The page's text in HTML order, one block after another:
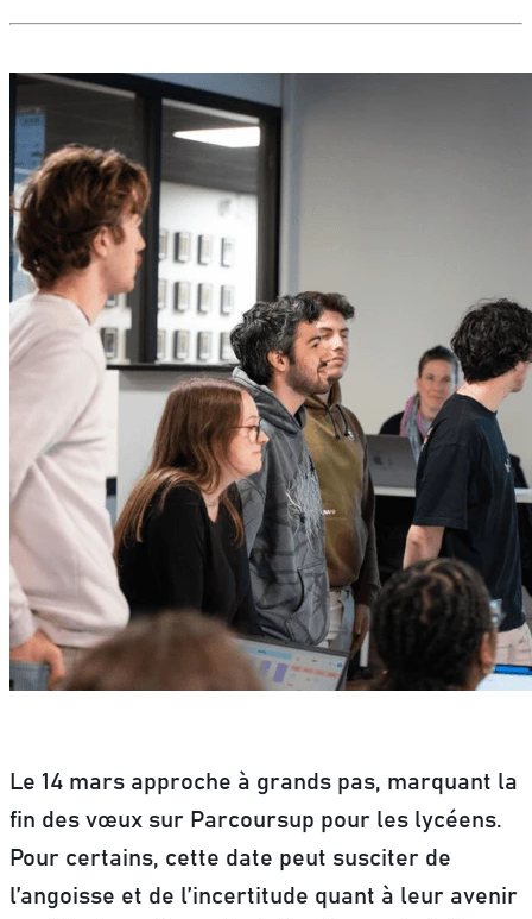
Le 14 mars approche à grands pas, marquant la
fin des vœux sur Parcoursup pour les lycéens.
Pour certains, cette date peut susciter de
l’angoisse et de l’incertitude quant à leur avenir